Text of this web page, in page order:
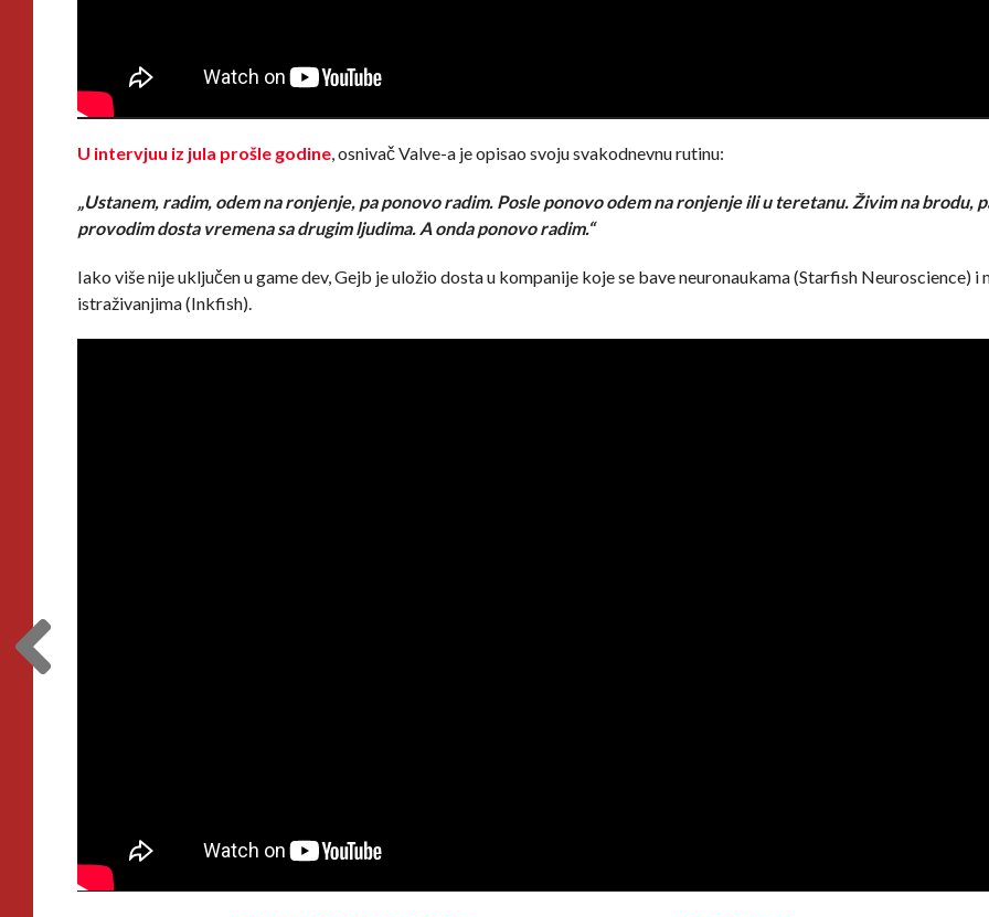
U intervjuu iz jula prošle godine , osnivač Valve-a je opisao svoju svakodnevnu rutinu:
„Ustanem, radim, odem na ronjenje, pa ponovo radim. Posle ponovo odem na ronjenje ili u teretanu. Živim na brodu,
provodim dosta vremena sa drugim ljudima. A onda ponovo radim.“
Iako više nije uključen u game dev, Gejb je uložio dosta u kompanije koje se bave neuronaukama (Starfish Neuroscience) i
istraživanjima (Inkfish).